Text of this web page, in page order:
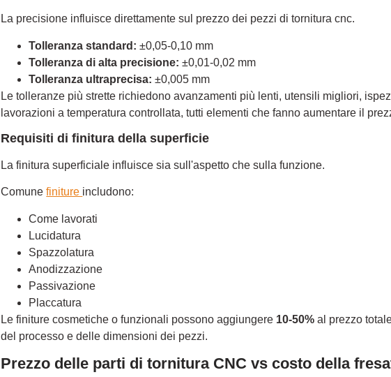
La precisione influisce direttamente sul prezzo dei pezzi di tornitura cnc.
Tolleranza standard: ±0,05-0,10 mm
Tolleranza di alta precisione: ±0,01-0,02 mm
Tolleranza ultraprecisa: ±0,005 mm
Le tolleranze più strette richiedono avanzamenti più lenti, utensili migliori,
lavorazioni a temperatura controllata, tutti elementi che fanno aumentare il
Requisiti di finitura della superficie
La finitura superficiale influisce sia sull'aspetto che sulla funzione.
Comunefiniture includono:
Come lavorati
Lucidatura
Spazzolatura
Anodizzazione
Passivazione
Placcatura
Le finiture cosmetiche o funzionali possono aggiungere 10-50% al prezzo
del processo e delle dimensioni dei pezzi.
Prezzo delle parti di tornitura CNC vs costo della